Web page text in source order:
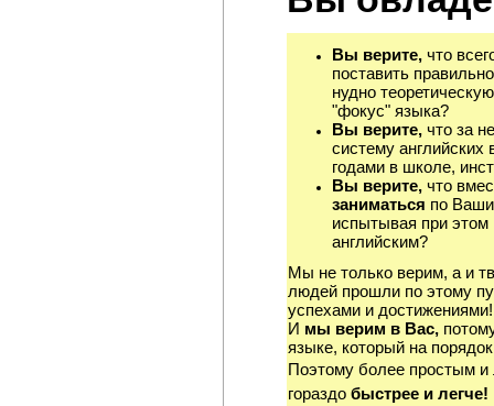
Вы верите, что
поставить
нудно
"фокус" языка?
Вы верите, что за
систему
годами в школе,
Вы верите, что
заниматься по
испытывая при этом
английским?
Мы не только верим, а и
людей прошли по этому
успехами и достижениями!
И мы верим в Вас,
языке, который на
Поэтому более простым
гораздо быстрее и легче!